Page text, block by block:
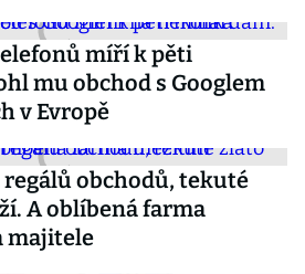
míří k pěti
mu obchod s Googlem
v Evropě
regálů obchodů, tekuté
A oblíbená farma
majitele